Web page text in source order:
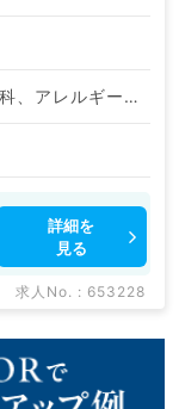
神経内科、精神科、神経科、アレルギー科、小児科、整形外科、形成外科、美容外科、脳神経外科、呼吸器外科、心臓血管外科、小児外科、皮膚科、泌尿器科、産婦人科、産科、婦人科、眼科、耳鼻咽喉科、放射線科、麻酔科、ペインクリニック、人工透析科、一般内科、循環器内科、呼吸器内科、消化器内科、内分泌・代謝内科、腎臓内科、老年内科、血液内科、外科系全般、一般外科、消化器外科、乳腺外科、総合診療科、美容皮膚科、健診・人間ドック、救急科・ＩＣＵ、病理科、基礎医学系、膠原病科、スポーツ整形外科、大腸・肛門外科、産業医、脊髄・脊椎外科
詳細を
見る
求人No. : 653228